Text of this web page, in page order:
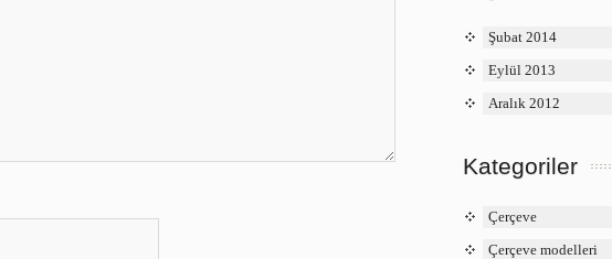
Şubat 2014
Eylül 2013
Aralık 2012
Kategoriler
Çerçeve
Çerçeve modelleri